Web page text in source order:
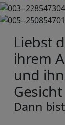
Liebst
ihrem
und
Dann